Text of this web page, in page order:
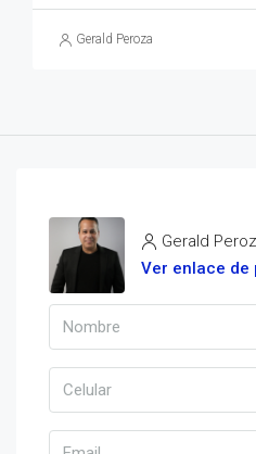
Gerald Peroza
Gerald
Ver enlace